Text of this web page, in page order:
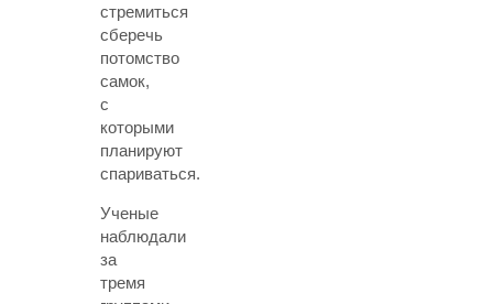
стремиться
сберечь
потомство
самок,
с
которыми
планируют
спариваться.
Ученые
наблюдали
за
тремя